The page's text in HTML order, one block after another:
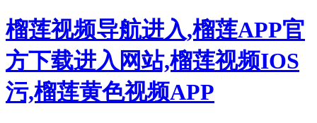
榴莲视频导航进入,榴莲APP官
方下载进入网站,榴莲视频IOS
污,榴莲黄色视频APP